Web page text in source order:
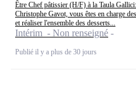
Être Chef pâtissier (H/F) à la Taula
Christophe Gavot, vous êtes en charge
et réaliser l'ensemble des desserts...
Intérim - Non renseigné
Publié il y a plus de 30 jours